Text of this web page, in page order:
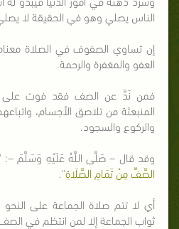
الناس يصلي وهو في الحقيقة لا
إن تساوي الصفوف في الصلاة
العفو والمغفرة والرحمة.
فمن نَدَّ عن الصف فقد فوت على
المنبعثة من تلاصق الأجسام،
والركوع والسجود.
وقد قال – صَلَّى اللَّهُ عَلَيْهِ وَسَلَّمَ –:
الصَّفِّ مِنْ تَمَامِ الصَّلَاةِ".
أي لا تتم صلاة الجماعة على النحو
ثواب الجماعة إلا لمن انتظم في